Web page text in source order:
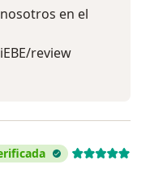
en el
review